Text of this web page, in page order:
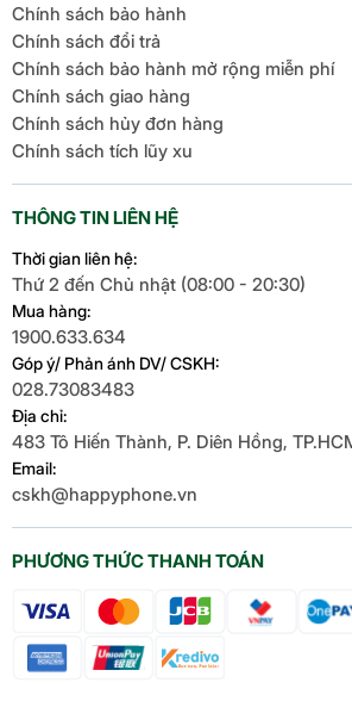
PHƯƠNG THỨC THANH TOÁN
Chính sách bảo hành
Chính sách đổi trả
Chính sách bảo hành mở rộng miễn phí
Chính sách giao hàng
Chính sách hủy đơn hàng
Chính sách tích lũy xu
THÔNG TIN LIÊN HỆ
Thời gian liên hệ:
Thứ 2 đến Chủ nhật (08:00 - 20:30)
Mua hàng:
1900.633.634
Góp ý/ Phản ánh DV/ CSKH:
028.73083483
Địa chỉ:
483 Tô Hiến Thành, P. Diên Hồng,
Email:
cskh@happyphone.vn